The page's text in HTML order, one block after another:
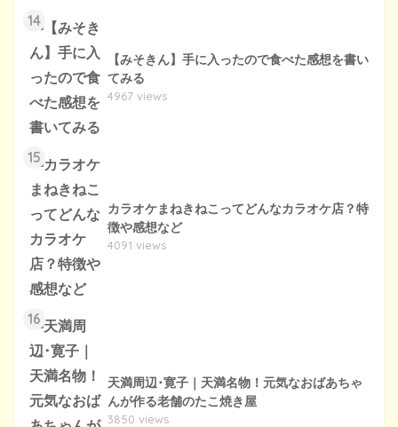
14
【みそきん】手に入ったので食べた感想を書い
てみる
4967 views
15
カラオケまねきねこってどんなカラオケ店？特
徴や感想など
4091 views
16
天満周辺･寛子｜天満名物！元気なおばあちゃ
んが作る老舗のたこ焼き屋
3850 views